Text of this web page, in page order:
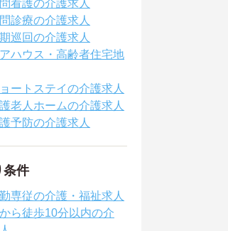
看護の介護求人
診療の介護求人
巡回の介護求人
ハウス・高齢者住宅地
ートステイの介護求人
老人ホームの介護求人
予防の介護求人
条件
専従の介護・福祉求人
ら徒歩10分以内の介